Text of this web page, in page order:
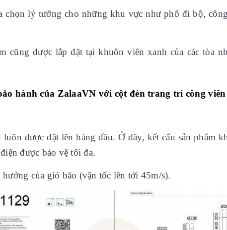
chọn lý tưởng cho những khu vực như phố đi bộ,
cũng được lắp đặt tại khuôn viên xanh của các tòa
hành của ZalaaVN với cột đèn trang trí công viên
được đặt lên hàng đầu. Ở đây, kết cấu sản phẩm
được bảo vệ tối đa.
của gió bão (vận tốc lên tới 45m/s).